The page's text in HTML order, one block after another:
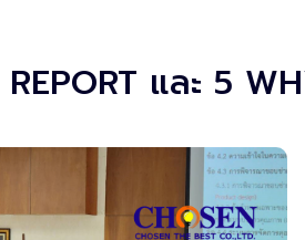
และ 5